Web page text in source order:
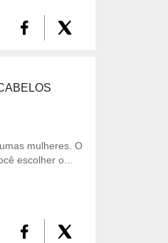
mulheres. O
escolher o...